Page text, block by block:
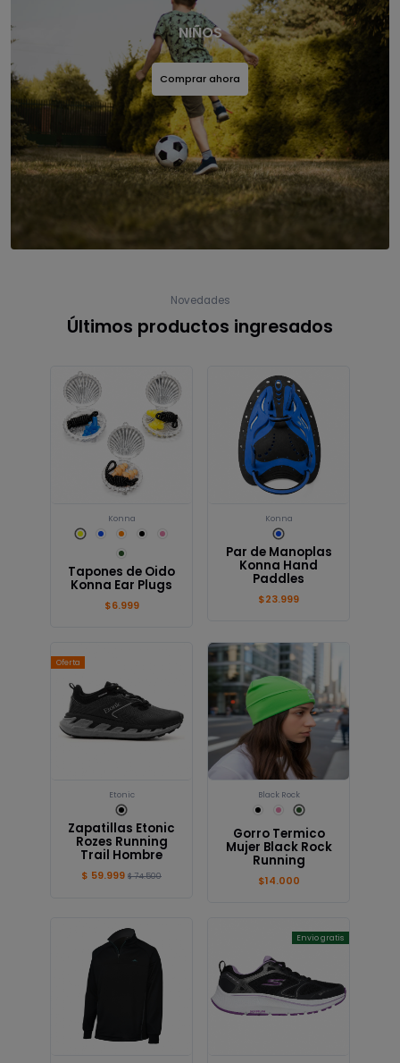
NIÑOS
Comprar ahora
Novedades
Últimos productos ingresados
Konna
Tapones de Oido
Konna Ear Plugs
$6.999
Konna
Par de Manoplas
Konna Hand
Paddles
$23.999
Oferta
Etonic
Zapatillas Etonic
Rozes Running
Trail Hombre
$ 59.999 $ 74.500
Black Rock
Gorro Termico
Mujer Black Rock
Running
$14.000
Envio gratis